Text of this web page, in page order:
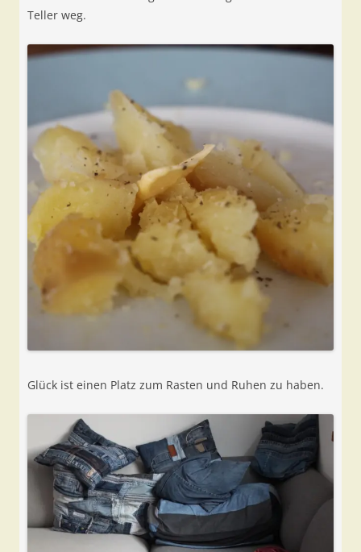
Teller weg.
Glück ist einen Platz zum Rasten und Ruhen zu haben.